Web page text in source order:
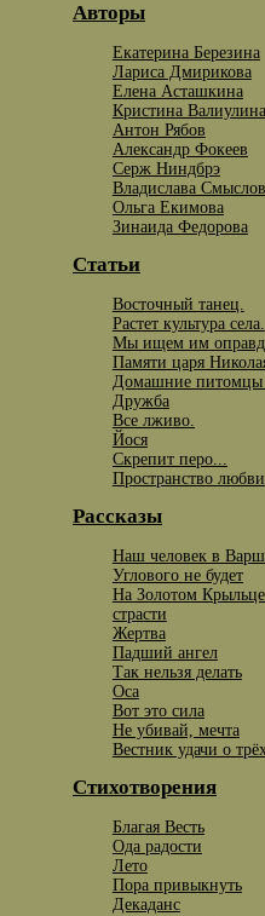
Авторы
Екатерина Березина
Лариса Дмирикова
Елена Асташкина
Кристина Валиулина
Антон Рябов
Александр Фокеев
Серж Ниндбрэ
Владислава
Ольга Екимова
Зинаида Федорова
Статьи
Восточный танец.
Растет культура села.
Мы ищем им
Памяти царя
Домашние питомцы
Дружба
Все лживо.
Йося
Скрепит перо...
Пространство любви
Рассказы
Наш человек в
Углового не будет
На Золотом
страсти
Жертва
Падший ангел
Так нельзя делать
Оса
Вот это сила
Не убивай, мечта
Вестник удачи о
Стихотворения
Благая Весть
Ода радости
Лето
Пора привыкнуть
Декаданс